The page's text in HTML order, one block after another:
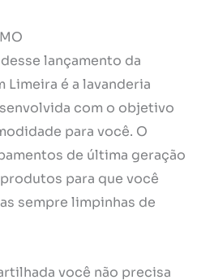
lançamento da
Limeira é a lavanderia
com o objetivo
para você. O
de última geração
para que você
sempre limpinhas de
você não precisa